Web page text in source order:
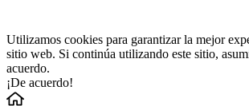
Utilizamos cookies para garantizar la mejor
sitio web. Si continúa utilizando este sitio,
acuerdo.
¡De acuerdo!